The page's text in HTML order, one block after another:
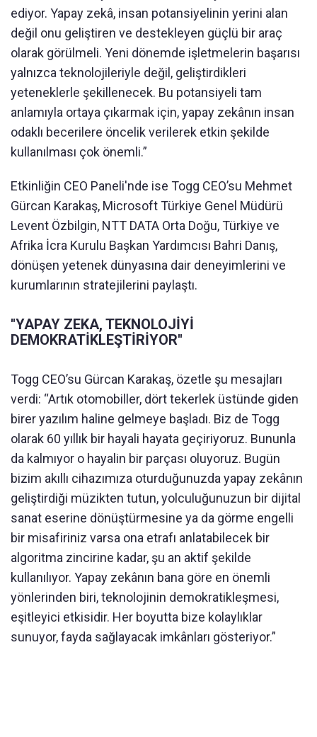
ediyor. Yapay zekâ, insan potansiyelinin yerini alan
değil onu geliştiren ve destekleyen güçlü bir araç
olarak görülmeli. Yeni dönemde işletmelerin başarısı
yalnızca teknolojileriyle değil, geliştirdikleri
yeteneklerle şekillenecek. Bu potansiyeli tam
anlamıyla ortaya çıkarmak için, yapay zekânın insan
odaklı becerilere öncelik verilerek etkin şekilde
kullanılması çok önemli.”
Etkinliğin CEO Paneli'nde ise Togg CEO’su Mehmet
Gürcan Karakaş, Microsoft Türkiye Genel Müdürü
Levent Özbilgin, NTT DATA Orta Doğu, Türkiye ve
Afrika İcra Kurulu Başkan Yardımcısı Bahri Danış,
dönüşen yetenek dünyasına dair deneyimlerini ve
kurumlarının stratejilerini paylaştı.
''YAPAY ZEKA, TEKNOLOJİYİ
DEMOKRATİKLEŞTİRİYOR''
Togg CEO’su Gürcan Karakaş, özetle şu mesajları
verdi: “Artık otomobiller, dört tekerlek üstünde giden
birer yazılım haline gelmeye başladı. Biz de Togg
olarak 60 yıllık bir hayali hayata geçiriyoruz. Bununla
da kalmıyor o hayalin bir parçası oluyoruz. Bugün
bizim akıllı cihazımıza oturduğunuzda yapay zekânın
geliştirdiği müzikten tutun, yolculuğunuzun bir dijital
sanat eserine dönüştürmesine ya da görme engelli
bir misafiriniz varsa ona etrafı anlatabilecek bir
algoritma zincirine kadar, şu an aktif şekilde
kullanılıyor. Yapay zekânın bana göre en önemli
yönlerinden biri, teknolojinin demokratikleşmesi,
eşitleyici etkisidir. Her boyutta bize kolaylıklar
sunuyor, fayda sağlayacak imkânları gösteriyor.”